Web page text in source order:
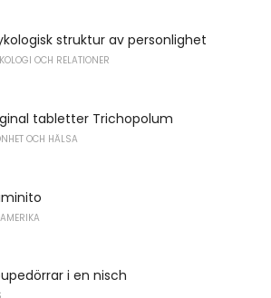
struktur av personlighet
OCH RELATIONER
tabletter Trichopolum
OCH HÄLSA
i en nisch